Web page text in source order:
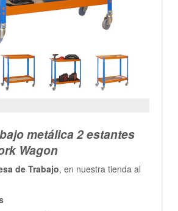
metálica 2 estantes
Wagon
de Trabajo, en nuestra tienda al